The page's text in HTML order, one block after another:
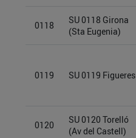
0118
SU 0118 Girona
(Sta Eugenia)
0119 SU 0119 Figueres
0120
SU 0120 Torelló
(Av del Castell)